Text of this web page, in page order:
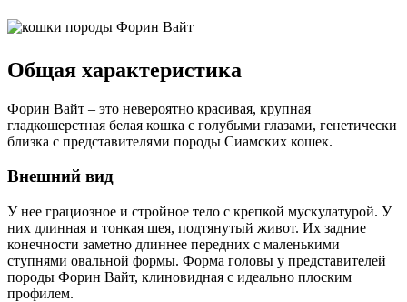
Общая характеристика
Форин Вайт – это невероятно красивая, крупная
гладкошерстная белая кошка с голубыми глазами, генетически
близка с представителями породы Сиамских кошек.
Внешний вид
У нее грациозное и стройное тело с крепкой мускулатурой. У
них длинная и тонкая шея, подтянутый живот. Их задние
конечности заметно длиннее передних с маленькими
ступнями овальной формы. Форма головы у представителей
породы Форин Вайт, клиновидная с идеально плоским
профилем.